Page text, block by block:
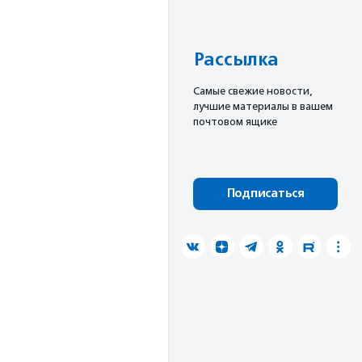
Рассылка
Cамые свежие новости,
лучшие материалы в вашем
почтовом ящике
Подписаться